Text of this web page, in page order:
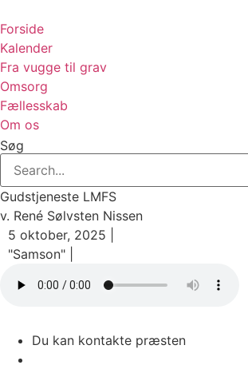
til
indhold
Forside
Kalender
Fra vugge til grav
Omsorg
Fællesskab
Om os
Søg
Gudstjeneste LMFS
v. René Sølvsten Nissen
5 oktober, 2025 |
"Samson" |
Du kan kontakte præsten